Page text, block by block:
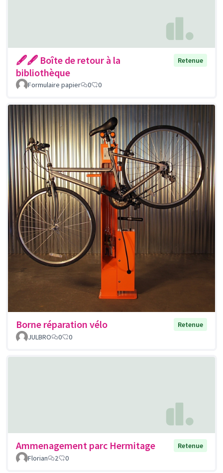
🖋🖋 Boîte de retour à la
bibliothèque
Retenue
Formulaire papier 0 0
Borne réparation vélo
Retenue
JULBRO
0 0
Ammenagement parc Hermitage
Retenue
Florian
2 0